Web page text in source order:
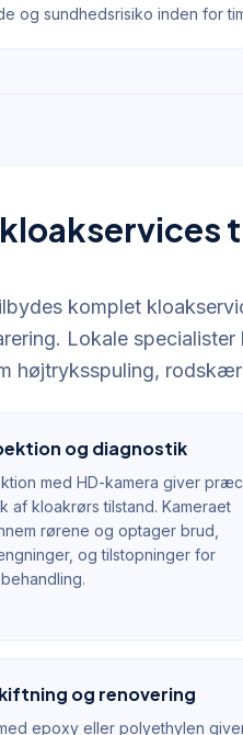
og sundhedsrisiko inden for
komplet
Lokale specialister
højtryksspuling,
og diagnostik
med HD-kamera giver
af kloakrørs tilstand. Kameraet
rørene og optager brud,
og tilstopninger for
og renovering
epoxy eller polyethylen